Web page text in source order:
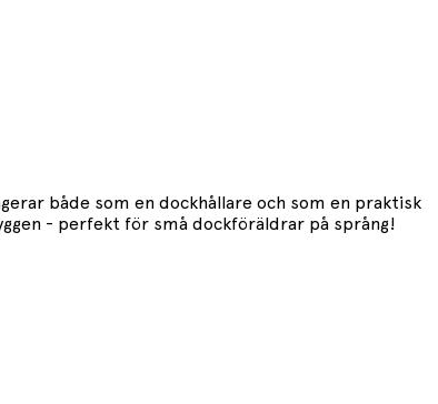
både som en dockhållare och som en praktisk
- perfekt för små dockföräldrar på språng!